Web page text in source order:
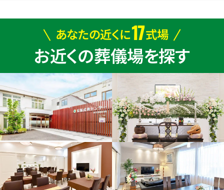
あなたの近くに17式場
お近くの葬儀場を探す